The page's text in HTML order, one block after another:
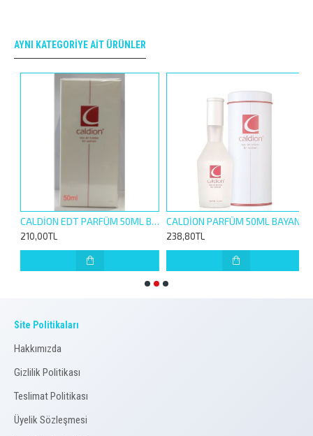
AYNI KATEGORIYE AIT ÜRÜNLER
CALDİON EDT PARFÜM 50ML BAYAN
210,00TL
CALDİON PARFÜM 50ML BAYAN
238,80TL
Site Politikaları
Hakkımızda
Gizlilik Politikası
Teslimat Politikası
Üyelik Sözleşmesi